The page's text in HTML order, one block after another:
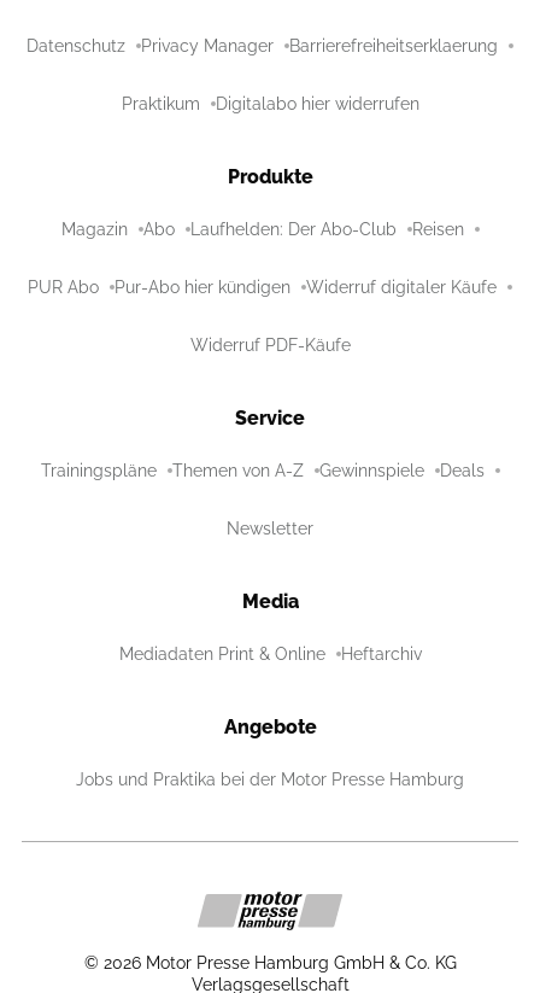
Datenschutz Privacy Manager Barrierefreiheitserklaerung
Praktikum Digitalabo hier widerrufen
Produkte
Magazin Abo Laufhelden: Der Abo-Club Reisen
PUR Abo Pur-Abo hier kündigen Widerruf digitaler Käufe
Widerruf PDF-Käufe
Service
Trainingspläne Themen von A-Z Gewinnspiele Deals
Newsletter
Media
Mediadaten Print & Online Heftarchiv
Angebote
Jobs und Praktika bei der Motor Presse Hamburg
© 2026 Motor Presse Hamburg GmbH & Co. KG
Verlagsgesellschaft